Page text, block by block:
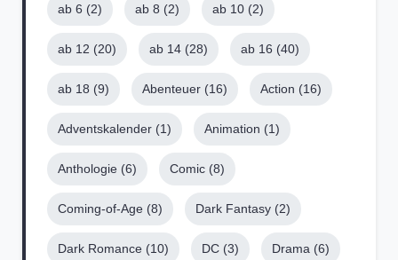
ab 6 (2) ab 8 (2) ab 10 (2)
ab 12 (20) ab 14 (28) ab 16 (40)
ab 18 (9) Abenteuer (16) Action (16)
Adventskalender (1) Animation (1)
Anthologie (6) Comic (8)
Coming-of-Age (8) Dark Fantasy (2)
Dark Romance (10) DC (3) Drama (6)